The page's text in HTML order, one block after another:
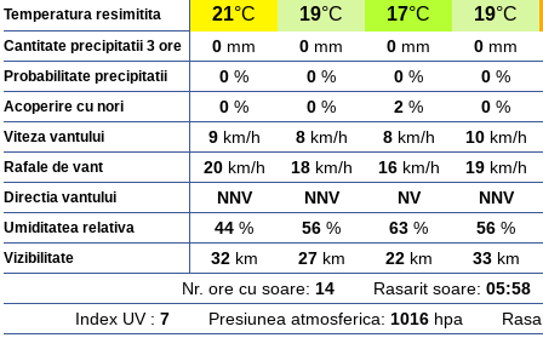
Temperatura resimitita 21°C 19°C 17°C 19°C
Cantitate precipitatii 3 ore 0 mm 0 mm 0 mm 0 mm
Probabilitate precipitatii 0 % 0 % 0 % 0 %
Acoperire cu nori 0 % 0 % 2 % 0 %
Viteza vantului 9km/h 8km/h 8km/h 10km/h
Rafale de vant 20km/h 18km/h 16km/h 19km/h
Directia vantului NNV NNV NV NNV
Umiditatea relativa 44 % 56 % 63 % 56 %
Vizibilitate 32km 27km 22km 33km
Nr. ore cu soare: 14Rasarit soare: 05:58
Index UV : 7Presiunea atmosferica: 1016hpa